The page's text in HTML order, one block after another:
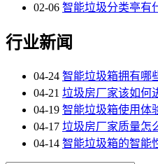
02-06 智能垃圾分类亭有
行业新闻
04-24 智能垃圾箱拥有哪
04-21 垃圾房厂家该如何
04-19 智能垃圾箱使用体
04-17 垃圾房厂家质量怎
04-14 智能垃圾箱的智能